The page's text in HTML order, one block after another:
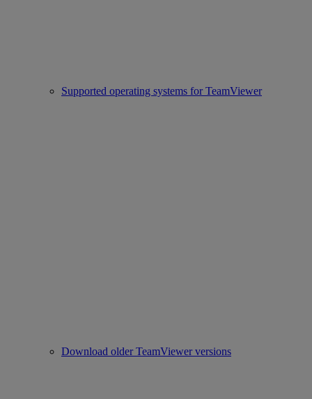
Supported operating systems for TeamViewer
Download older TeamViewer versions